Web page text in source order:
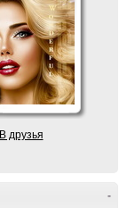
В друзья
-